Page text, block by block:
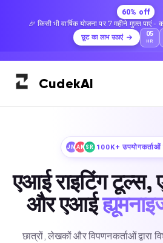
60% off
🎉 किसी भी वार्षिक योजना पर 7 महीने मुफ़्त पाएं -
छूट का लाभ उठाएं 05
HR
CudekAI
JMAKSR 100K+ उपयोगकर्ताओं
एआई राइटिंग टूल्स,
और एआई
छात्रों, लेखकों और विपणनकर्ताओं द्वारा